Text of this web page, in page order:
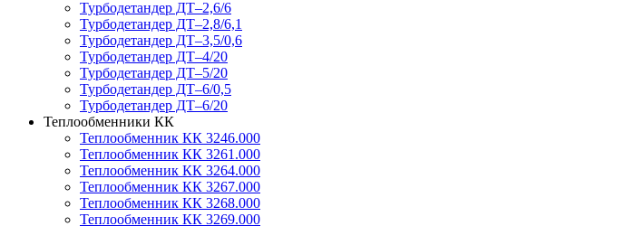
Турбодетандер ДТ–2,6/6
Турбодетандер ДТ–2,8/6,1
Турбодетандер ДТ–3,5/0,6
Турбодетандер ДТ–4/20
Турбодетандер ДТ–5/20
Турбодетандер ДТ–6/0,5
Турбодетандер ДТ–6/20
Теплообменники КК
Теплообменник КК 3246.000
Теплообменник КК 3261.000
Теплообменник КК 3264.000
Теплообменник КК 3267.000
Теплообменник КК 3268.000
Теплообменник КК 3269.000